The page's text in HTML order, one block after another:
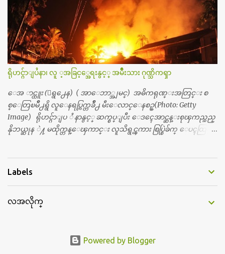
ယ္။ မိန္းမစိတ္ရွိေတာ့ ရွိေပမယ့္ ကိုယ့္ကိုယ္ကို မိန္းမစိတ္ေပါက္မွန္း
သိတာက ၉ တန္း၊ ၁၀ တန္းေလာက္ကမွ။ ညီအစ္ကို ေမာင္နွမ အားလံုး ၆
ေယာက္ရွိတယ္။ အစ္ကို ၃ ေယာက္၊ အစ္မ ႏွစ္ေယာက္။ အစ္ကိုေတြက
လည္း သူ႔ အေပါင္းအသင္းနဲ႔ သူဆိုေတာ့ အမေတြနဲ႔ဘဲ ေပါ
င္းတယ္။ ျပီးေတာ့ အေဖကလည္း ေယာက္်ားဆုိ ေယာ
က္်ားေလးလုိဘဲ ေနေစခ်င္တယ္။ အေဖ့ကို ေၾကာက္လည္း ေၾကာ
က္ရတယ္။ ေယာက္်ားဘဝဆုိတာ ျမင့္ျမတ္တယ္ေပါ့။ ေယာ
က္်ားေလး စိတ္လည္း ရွိေအာင္ ဘာသာေရးလည္း လုိက္စားေအာင္
တန္ခူးလဆုိ တစ္လလံုး ကိုရင္ ဝတ္ခုိင္းတယ္။ ေက်ာင္းမွာဆုိရင္ ေ
ယာက္်ားေလးေတြက ကိုယ့္ကို ဘာပဲျဖစ္ျဖစ္ မၾကားတၾကား စ
ရင္စတယ္။ အေျခာက္ ဘာညာေပါ့၊ အာ့့လုိေလးေတြ စတာေပါ့။
ရိုဟင္ဂ်ာျပႆနာ၊ လူ ့အခြင့္အေရးနွင့္ အမ်ိဳးသား ဂုဏ္သိကၡာ
ေအ ာင္ထူး (ေရွ႕ေန) ( အာေဘာ္အျမင္) အဓိကရုဏ္းအတြင္း စ
စ္ေတြၿမိဳ႕ရွိ လူေနရပ္ကြက္တခ်ိဳ႕ မီးေလာင္ေနစဥ္(Photo: Getty
Image) ရိုဟင္ဂ်ာျပ ႆ နာနွင့္ ဆက္စပ္ျပီး ေဒၚေအာင္ဆန္းစုၾကည္သည္
နိုဘယ္ဆုန ဲ႔ မထိုက္တန္ေၾကာင္း လူသိရွင္ၾကား စြပ္စြဲခ်က္ ေပၚထြက္လာ
စ္ေနပံုမ်ား၊ ဘဂၤလားေဒ႕ရွ္ နိုင္ငံဘက္သုိ႕ ေလွျဖင့္ကူးေျပးရန္
ထုပ္ တေယာက္ တထုပ္ ေ ပး၍ ေရထဲ သို႔ ျပန္ ေ မာင္းထုတ္လိုက္သျ
ဂ်ာဇီးရား နိုင္ငံတကာ ရုပ္သံလႊင့္ဌာနက ရိုဟင္ဂ်ာျပသနာကို ေလ့လာလု
Labels
လအလိုက္
Powered by Blogger